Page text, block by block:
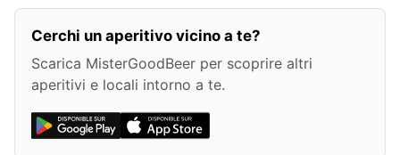
Cerchi un aperitivo vicino a te?
Scarica MisterGoodBeer per scoprire altri
aperitivi e locali intorno a te.